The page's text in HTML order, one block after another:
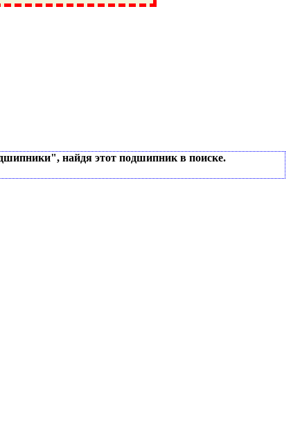
Ивантеевка, подшипники, пневматика, метизы,
SPZ, РФ, BMZ, ХАРП, CX, РОЛТОМ, APZ, FBJ, KYK,
найдя этот подшипник в поиске.